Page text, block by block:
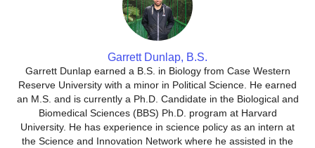
Garrett Dunlap, B.S.
Garrett Dunlap earned a B.S. in Biology from Case Western
Reserve University with a minor in Political Science. He earned
an M.S. and is currently a Ph.D. Candidate in the Biological and
Biomedical Sciences (BBS) Ph.D. program at Harvard
University. He has experience in science policy as an intern at
the Science and Innovation Network where he assisted in the